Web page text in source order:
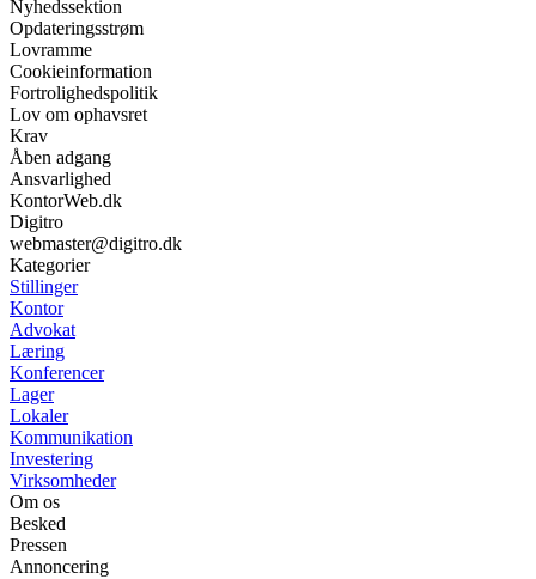
Nyhedssektion
Opdateringsstrøm
Lovramme
Cookieinformation
Fortrolighedspolitik
Lov om ophavsret
Krav
Åben adgang
Ansvarlighed
KontorWeb.dk
Digitro
webmaster@digitro.dk
Kategorier
Stillinger
Kontor
Advokat
Læring
Konferencer
Lager
Lokaler
Kommunikation
Investering
Virksomheder
Om os
Besked
Pressen
Annoncering